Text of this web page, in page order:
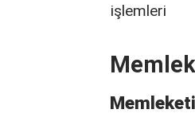
işlemleri